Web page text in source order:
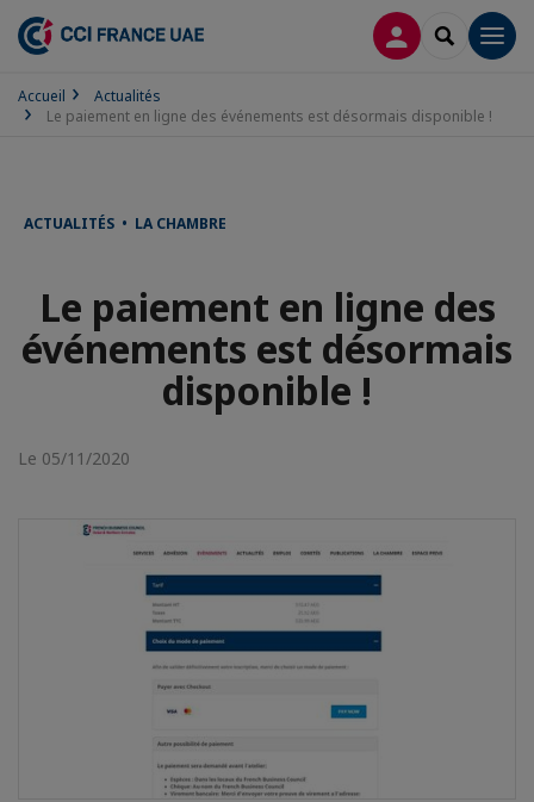
CONNEXION
Accueil
Actualités
Le paiement en ligne des événements est désormais disponible !
ACTUALITÉS • LA CHAMBRE
Le paiement en ligne des
événements est désormais
disponible !
Le 05/11/2020